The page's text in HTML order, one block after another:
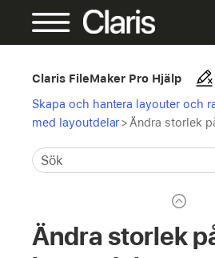
Claris FileMaker Pro Hjälp
Skapa och hantera layouter och
med layoutdelar> Ändra storlek
Ändra storlek